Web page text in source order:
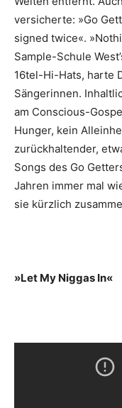
versicherte: »Go
signed twice«.
Sample-Schule
16tel-Hi-Hats, harte
Sängerinnen.
am Conscious-
Hunger, kein
zurückhaltender,
Songs des Go
Jahren immer mal
sie kürzlich
»Let My Niggas In«